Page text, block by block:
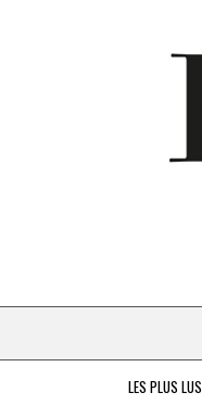
LES PLUS LUS